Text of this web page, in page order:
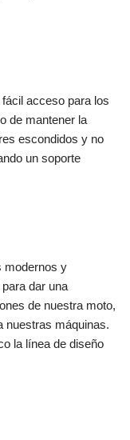
acceso para los
de mantener la
escondidos y no
un soporte
modernos y
dar una
de nuestra moto,
nuestras máquinas.
la línea de diseño